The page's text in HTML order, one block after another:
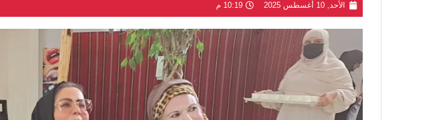
الأحد, 10 أغسطس 2025 10:19 م